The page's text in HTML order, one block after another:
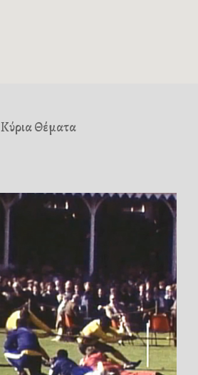
Κύρια Θέματα